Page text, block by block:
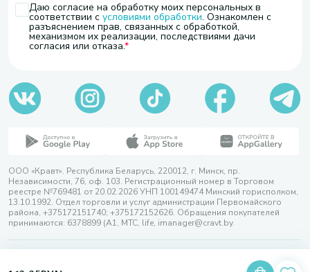
Даю согласие на обработку моих персональных в
соответствии с условиями обработки. Ознакомлен с
разъяснением прав, связанных с обработкой,
механизмом их реализации, последствиями дачи
согласия или отказа.
ООО «Кравт». Республика Беларусь, 220012, г. Минск, пр.
Независимости, 76, оф. 103. Регистрационный номер в Торговом
реестре №769481 от 20.02.2026 УНП 100149474 Минский горисполком,
13.10.1992. Отдел торговли и услуг администрации Первомайского
района, +375172151740; +375172152626. Обращения покупателей
принимаются: 6378899 (А1, МТС, life, imanager@cravt.by.